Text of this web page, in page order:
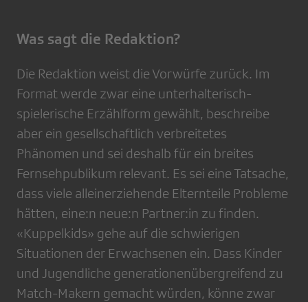
Was sagt die Redaktion?
Die Redaktion weist die Vorwürfe zurück. Im
Format werde zwar eine unterhalterisch-
spielerische Erzählform gewählt, beschreibe
aber ein gesellschaftlich verbreitetes
Phänomen und sei deshalb für ein breites
Fernsehpublikum relevant. Es sei eine Tatsache,
dass viele alleinerziehende Elternteile Probleme
hätten, eine:n neue:n Partner:in zu finden.
«Kuppelkids» gehe auf die schwierigen
Situationen der Erwachsenen ein. Dass Kinder
und Jugendliche generationenübergreifend zu
Match-Makern gemacht würden, könne zwar